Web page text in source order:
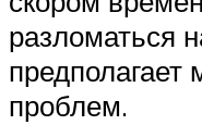
разломаться
предполагает
проблем.